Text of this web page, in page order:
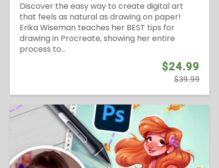
Discover the easy way to create digital art
that feels as natural as drawing on paper!
Erika Wiseman teaches her BEST tips for
drawing in Procreate, showing her entire
process to...
$24.99
$39.99